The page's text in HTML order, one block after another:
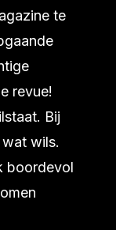
te
revue!
Bij
wils.
boordevol